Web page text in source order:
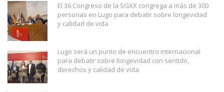
El 36 Congreso de la SGXX congrega a más de 300
personas en Lugo para debatir sobre longevidad
y calidad de vida
Lugo será un punto de encuentro internacional
para debatir sobre longevidad con sentido,
derechos y calidad de vida